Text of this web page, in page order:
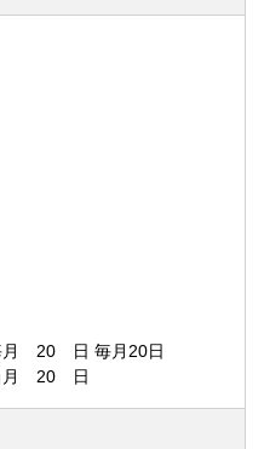
月 20 日 毎月20日
月 20 日